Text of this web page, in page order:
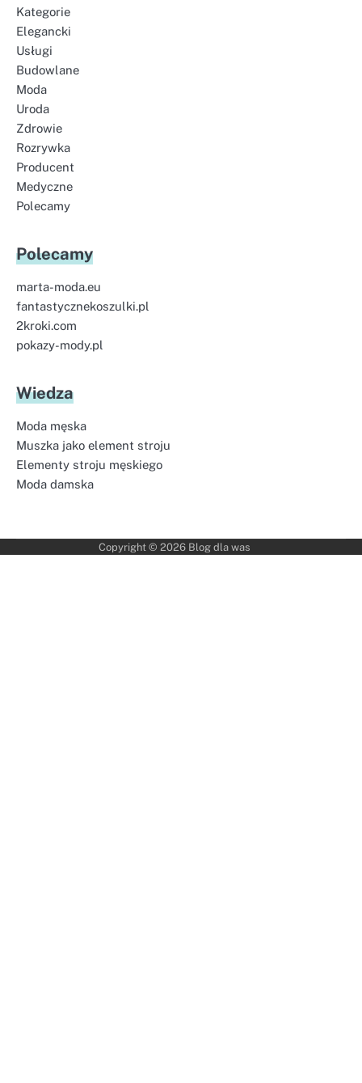
Kategorie
Elegancki
Usługi
Budowlane
Moda
Uroda
Zdrowie
Rozrywka
Producent
Medyczne
Polecamy
Polecamy
marta-moda.eu
fantastycznekoszulki.pl
2kroki.com
pokazy-mody.pl
Wiedza
Moda męska
Muszka jako element stroju
Elementy stroju męskiego
Moda damska
Copyright © 2026 Blog dla was